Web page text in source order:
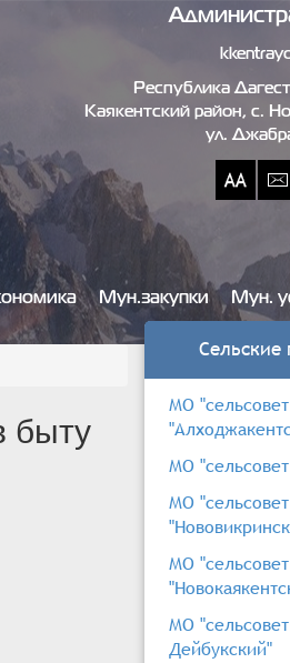
Республика
Каякентский район, c.
ул.
Мун.закупки
Мун.
быту
Сельские
МО "сельсовет
МО
МО "сельсовет
МО "сельсовет
МО
Дейбукский"